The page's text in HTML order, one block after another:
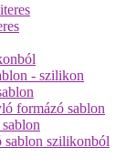
- szilikon
formázó sablon
sablon szilikonból